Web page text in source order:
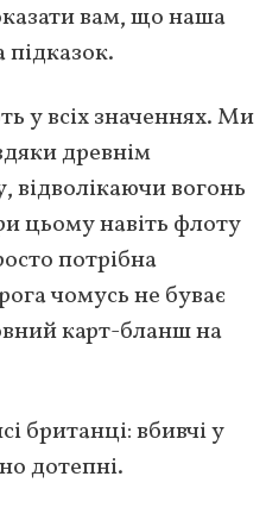
вам, що наша
підказок.
у всіх значеннях. Ми
древнім
вогонь
цьому навіть флоту
потрібна
чомусь не буває
карт-бланш на
британці: вбивчі у
дотепні.